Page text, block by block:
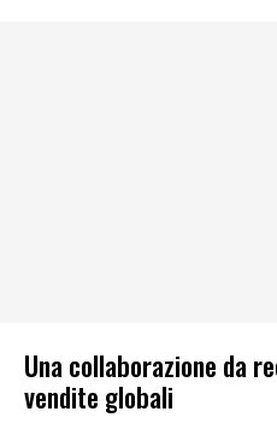
Una collaborazione da
vendite globali